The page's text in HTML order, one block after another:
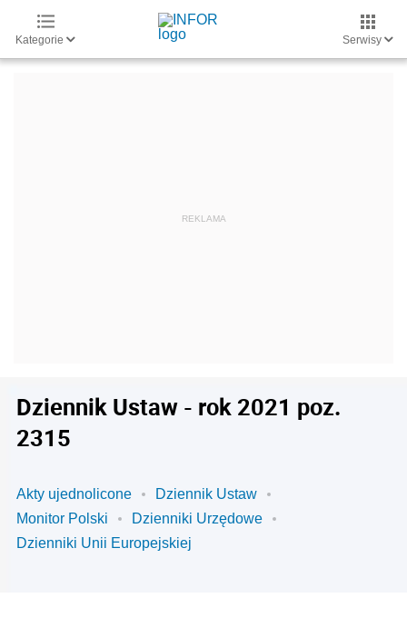
Kategorie Serwisy
Dziennik Ustaw - rok 2021 poz.
2315
Akty ujednolicone
Dziennik Ustaw
Monitor Polski
Dzienniki Urzędowe
Dzienniki Unii Europejskiej